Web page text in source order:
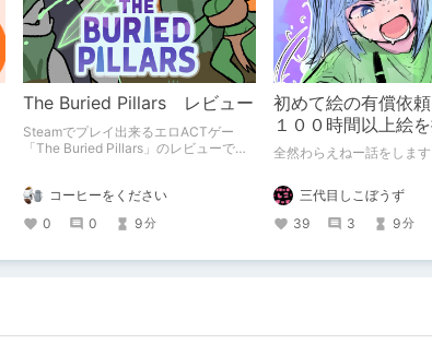
The Buried Pillars レビュー
Steamでプレイ出来るエロACTゲー
「The Buried Pillars」のレビューで
コーヒーをください
0
0 9分
初めて絵の有償依
１００時間以上絵
全然わらえねー話をします
三代目しこぼうず
39
3 9分